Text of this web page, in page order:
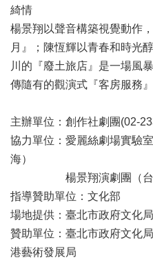
導
覽
陳
情
系
統
雙
語
詞
彙
台
北
通
English
綺情
楊景翔以聲音構築視覺動作
月』；陳恆輝以青春和時光
川的『廢土旅店』是一場風
傳隨有的觀演式『客房服務
主辦單位：創作社劇團(02-
協力單位：愛麗絲劇場實驗
海）
楊景翔演劇團（台北
指導贊助單位：文化部
場地提供：臺北市政府文化局
贊助單位：臺北市政府文化
港藝術發展局